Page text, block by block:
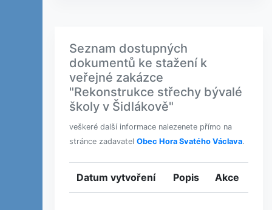
Seznam dostupných
dokumentů ke stažení k
veřejné zakázce
"Rekonstrukce střechy bývalé
školy v Šidlákově"
veškeré další informace nalezenete přímo na
stránce zadavatel Obec Hora Svatého Václava.
Datum vytvoření Popis Akce